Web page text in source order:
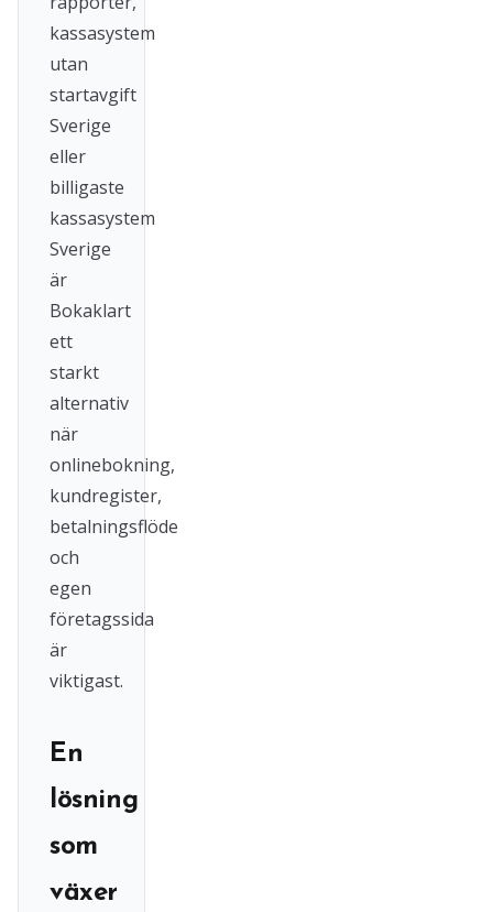
kassasystem
utan
startavgift
Sverige
eller
billigaste
kassasystem
Sverige
är
Bokaklart
ett
starkt
alternativ
när
onlinebokning,
kundregister,
betalningsflöde
och
egen
företagssida
är
viktigast.
En
lösning
som
växer